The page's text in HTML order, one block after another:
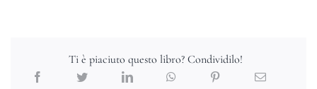
Ti è piaciuto questo libro? Condividilo!